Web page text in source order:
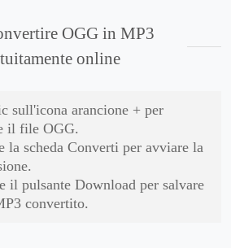
OGG in MP3
online
sull'icona arancione + per
il file OGG.
la scheda Converti per avviare la
il pulsante Download per salvare
convertito.